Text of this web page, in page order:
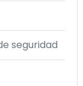
seguridad